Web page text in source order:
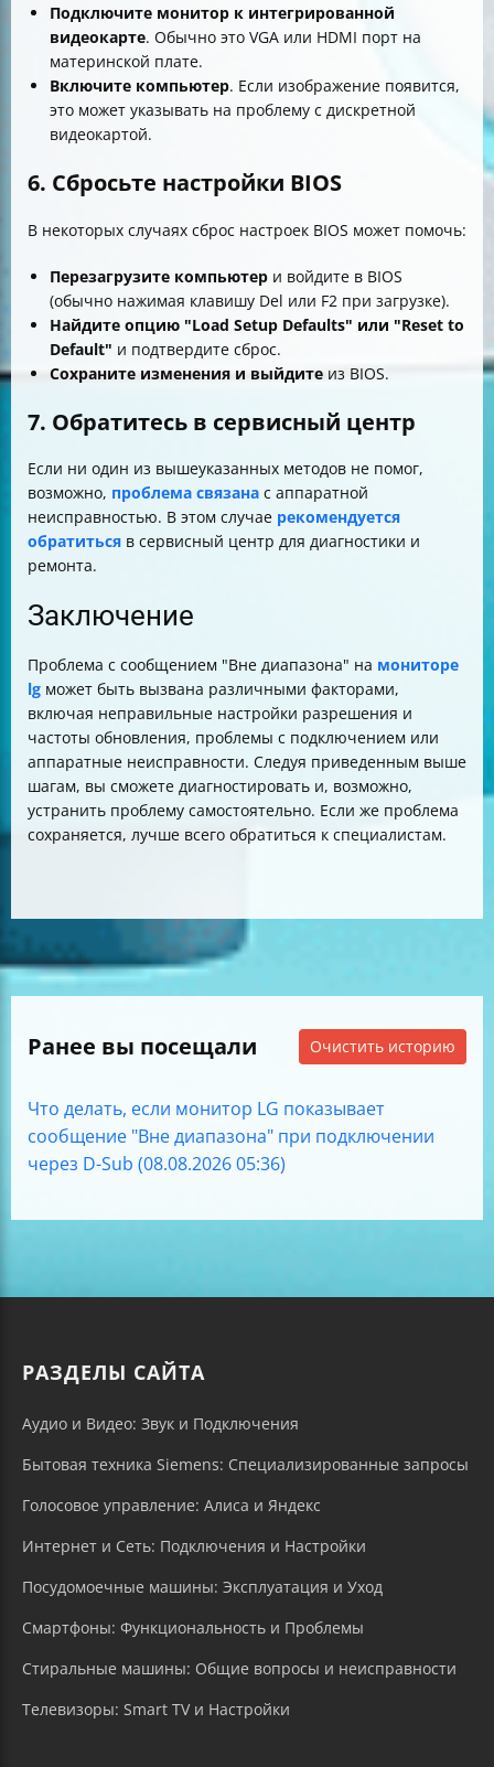
Подключите монитор к интегрированной
видеокарте. Обычно это VGA или HDMI порт на
материнской плате.
Включите компьютер. Если изображение появится,
это может указывать на проблему с дискретной
видеокартой.
6. Сбросьте настройки BIOS
В некоторых случаях сброс настроек BIOS может помочь:
Перезагрузите компьютер и войдите в BIOS
(обычно нажимая клавишу Del или F2 при загрузке).
Найдите опцию "Load Setup Defaults" или "Reset to
Default" и подтвердите сброс.
Сохраните изменения и выйдите из BIOS.
7. Обратитесь в сервисный центр
Если ни один из вышеуказанных методов не помог,
возможно, проблема связана с аппаратной
неисправностью. В этом случае рекомендуется
обратиться в сервисный центр для диагностики и
ремонта.
Заключение
Проблема с сообщением "Вне диапазона" на мониторе
lg может быть вызвана различными факторами,
включая неправильные настройки разрешения и
частоты обновления, проблемы с подключением или
аппаратные неисправности. Следуя приведенным выше
шагам, вы сможете диагностировать и, возможно,
устранить проблему самостоятельно. Если же проблема
сохраняется, лучше всего обратиться к специалистам.
Ранее вы посещали Очистить историю
Что делать, если монитор LG показывает
сообщение "Вне диапазона" при подключении
через D-Sub (08.08.2026 05:36)
РАЗДЕЛЫ САЙТА
Аудио и Видео: Звук и Подключения
Бытовая техника Siemens: Специализированные запросы
Голосовое управление: Алиса и Яндекс
Интернет и Сеть: Подключения и Настройки
Посудомоечные машины: Эксплуатация и Уход
Смартфоны: Функциональность и Проблемы
Стиральные машины: Общие вопросы и неисправности
Телевизоры: Smart TV и Настройки